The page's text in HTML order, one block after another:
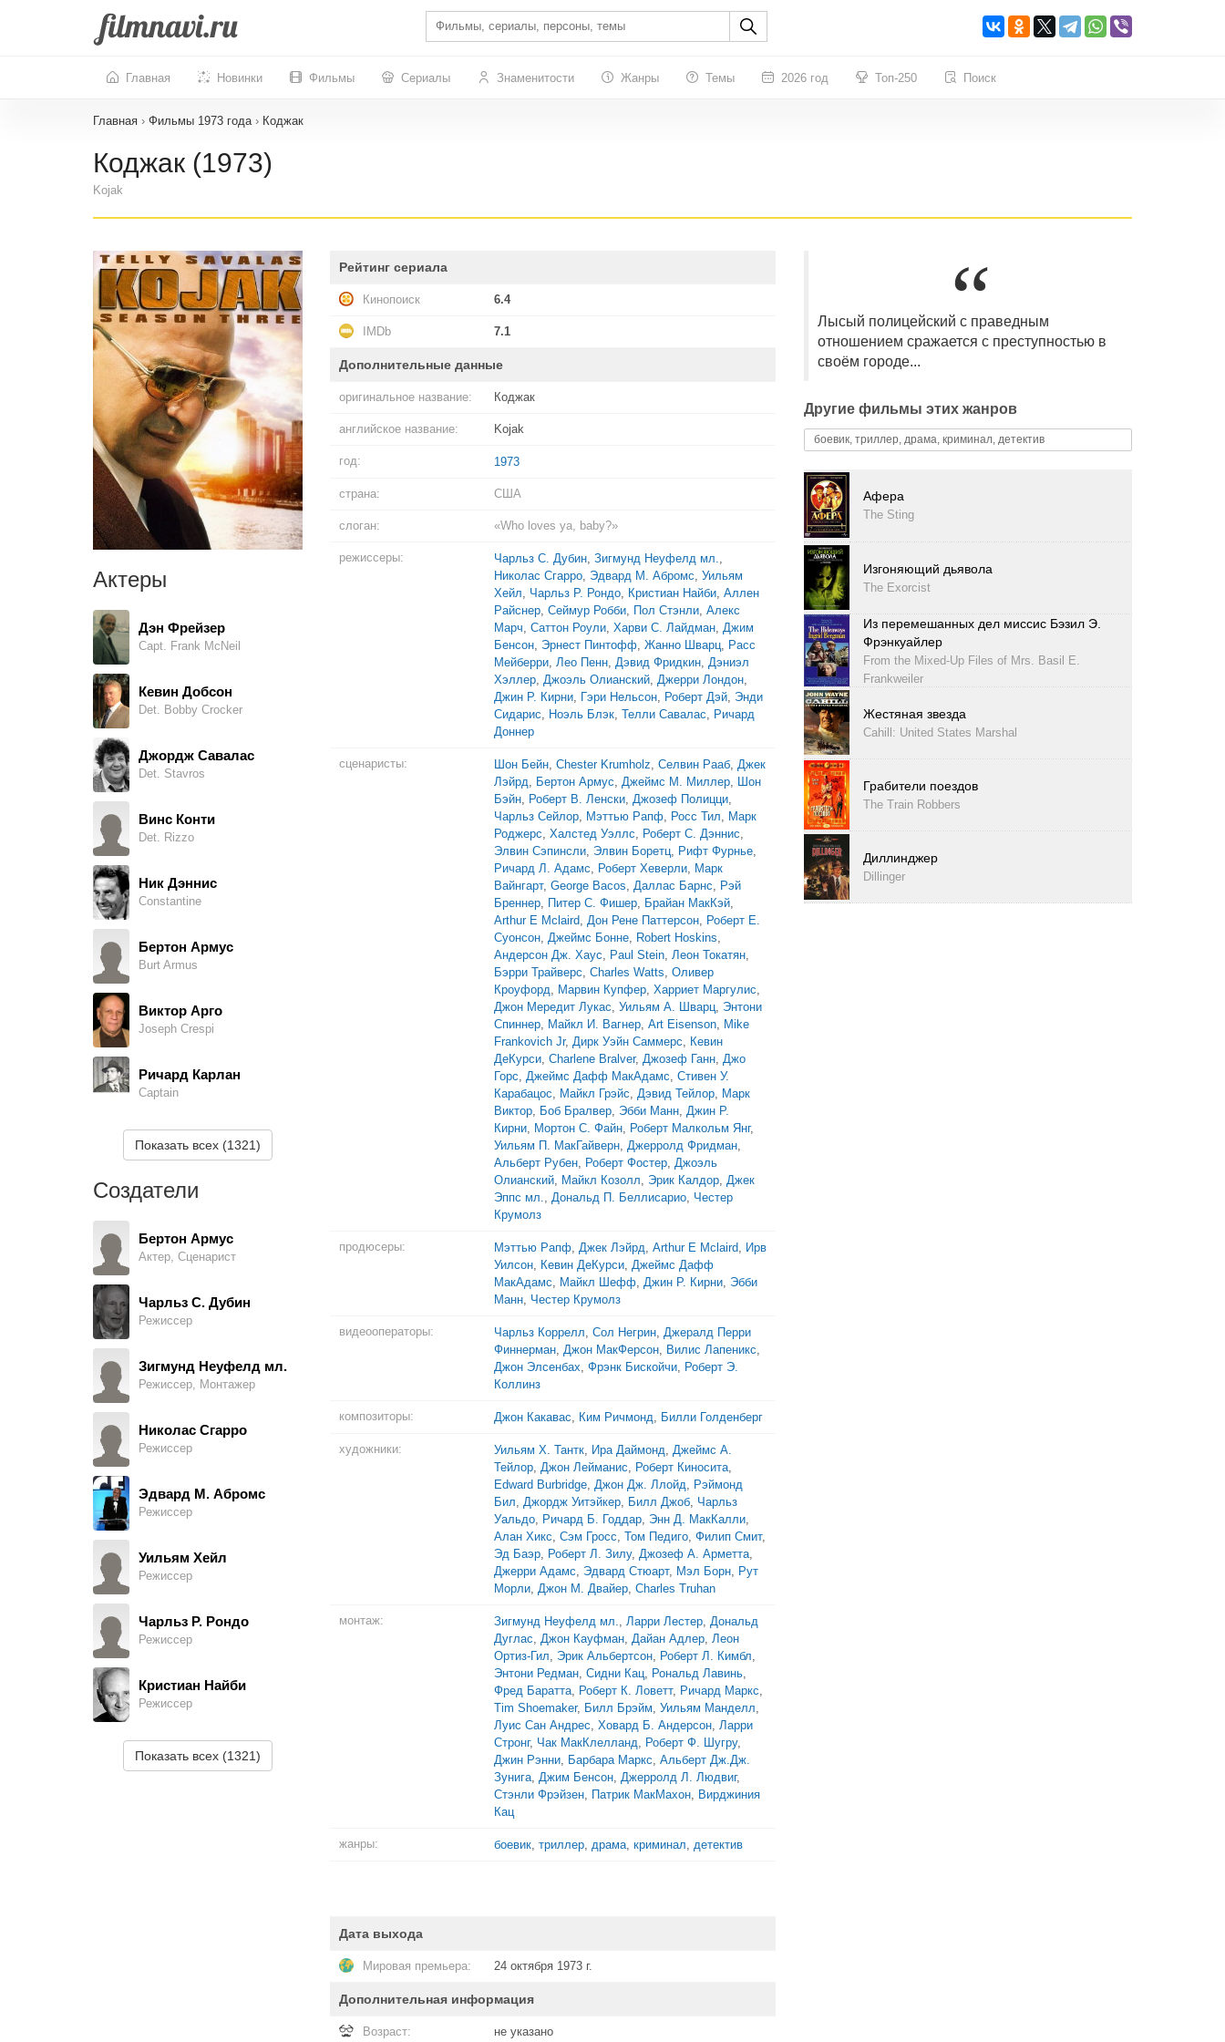
Главная Новинки Фильмы Сериалы Знаменитости Жанры Темы 2026 год Топ-250 Поиск
Главная › Фильмы 1973 года › Коджак
Коджак (1973)
Kojak
Актеры
Дэн Фрейзер
Capt. Frank McNeil
Кевин Добсон
Det. Bobby Crocker
Джордж Савалас
Det. Stavros
Винс Конти
Det. Rizzo
Ник Дэннис
Constantine
Бертон Армус
Burt Armus
Виктор Арго
Joseph Crespi
Ричард Карлан
Captain
Денис Листон
Lou Farragher
Джером Гуардино
Ноберто Кернер
Чарли Пичерни
Андреа Марковиччи
Кармине Кариди
Стефен Махт
Лара Паркер
Алекс Дрейер
Джон Карлен
Показать всех (1321)
Создатели
Бертон Армус
Актер, Сценарист
Чарльз С. Дубин
Режиссер
Зигмунд Неуфелд мл.
Режиссер, Монтажер
Николас Сгарро
Режиссер
Эдвард М. Абромс
Режиссер
Уильям Хейл
Режиссер
Чарльз Р. Рондо
Режиссер
Кристиан Найби
Режиссер
Аллен Райснер
Показать всех (1321)
Рейтинг сериала
Кинопоиск 6.4
IMDb 7.1
Дополнительные данные
оригинальное название: Коджак
английское название: Kojak
год: 1973
страна: США
слоган: «Who loves ya, baby?»
режиссеры: Чарльз С. Дубин, Зигмунд Неуфелд мл.,
Николас Сгарро, Эдвард М. Абромс, Уильям
Хейл, Чарльз Р. Рондо, Кристиан Найби, Аллен
Райснер, Сеймур Робби, Пол Стэнли, Алекс
Марч, Саттон Роули, Харви С. Лайдман, Джим
Бенсон, Эрнест Пинтофф, Жанно Шварц, Расс
Мейберри, Лео Пенн, Дэвид Фридкин, Дэниэл
Хэллер, Джоэль Олианский, Джерри Лондон,
Джин Р. Кирни, Гэри Нельсон, Роберт Дэй, Энди
Сидарис, Ноэль Блэк, Телли Савалас, Ричард
Доннер
сценаристы: Шон Бейн, Chester Krumholz, Селвин Рааб, Джек
Лэйрд, Бертон Армус, Джеймс М. Миллер, Шон
Бэйн, Роберт В. Ленски, Джозеф Полицци,
Чарльз Сейлор, Мэттью Рапф, Росс Тил, Марк
Роджерс, Халстед Уэллс, Роберт С. Дэннис,
Элвин Сэпинсли, Элвин Боретц, Рифт Фурнье,
Ричард Л. Адамс, Роберт Хеверли, Марк
Вайнгарт, George Bacos, Даллас Барнс, Рэй
Бреннер, Питер С. Фишер, Брайан МакКэй,
Arthur E Mclaird, Дон Рене Паттерсон, Роберт Е.
Суонсон, Джеймс Бонне, Robert Hoskins,
Андерсон Дж. Хаус, Paul Stein, Леон Токатян,
Бэрри Трайверс, Charles Watts, Оливер
Кроуфорд, Марвин Купфер, Харриет Маргулис,
Джон Мередит Лукас, Уильям А. Шварц, Энтони
Спиннер, Майкл И. Вагнер, Art Eisenson, Mike
Frankovich Jr, Дирк Уэйн Саммерс, Кевин
ДеКурси, Charlene Bralver, Джозеф Ганн, Джо
Горс, Джеймс Дафф МакАдамс, Стивен У.
Карабацос, Майкл Грэйс, Дэвид Тейлор, Марк
Виктор, Боб Бралвер, Эбби Манн, Джин Р.
Кирни, Мортон С. Файн, Роберт Малкольм Янг,
Уильям П. МакГайверн, Джерролд Фридман,
Альберт Рубен, Роберт Фостер, Джоэль
Олианский, Майкл Козолл, Эрик Калдор, Джек
Эппс мл., Дональд П. Беллисарио, Честер
Крумолз
продюсеры: Мэттью Рапф, Джек Лэйрд, Arthur E Mclaird, Ирв
Уилсон, Кевин ДеКурси, Джеймс Дафф
МакАдамс, Майкл Шефф, Джин Р. Кирни, Эбби
Манн, Честер Крумолз
видеооператоры: Чарльз Коррелл, Сол Негрин, Джералд Перри
Финнерман, Джон МакФерсон, Вилис Лапеникс,
Джон Элсенбах, Фрэнк Бискойчи, Роберт Э.
Коллинз
композиторы: Джон Какавас, Ким Ричмонд, Билли Голденберг
художники: Уильям Х. Тантк, Ира Даймонд, Джеймс А.
Тейлор, Джон Лейманис, Роберт Киносита,
Edward Burbridge, Джон Дж. Ллойд, Рэймонд
Бил, Джордж Уитэйкер, Билл Джоб, Чарльз
Уальдо, Ричард Б. Годдар, Энн Д. МакКалли,
Алан Хикс, Сэм Гросс, Том Педиго, Филип Смит,
Эд Баэр, Роберт Л. Зилу, Джозеф А. Арметта,
Джерри Адамс, Эдвард Стюарт, Мэл Борн, Рут
Морли, Джон М. Двайер, Charles Truhan
монтаж: Зигмунд Неуфелд мл., Ларри Лестер, Дональд
Дуглас, Джон Кауфман, Дайан Адлер, Леон
Ортиз-Гил, Эрик Альбертсон, Роберт Л. Кимбл,
Энтони Редман, Сидни Кац, Рональд Лавинь,
Фред Баратта, Роберт К. Ловетт, Ричард Маркс,
Tim Shoemaker, Билл Брэйм, Уильям Манделл,
Луис Сан Андрес, Ховард Б. Андерсон, Ларри
Стронг, Чак МакКлелланд, Роберт Ф. Шугру,
Джин Рэнни, Барбара Маркс, Альберт Дж.Дж.
Зунига, Джим Бенсон, Джерролд Л. Людвиг,
Стэнли Фрэйзен, Патрик МакМахон, Вирджиния
Кац
жанры: боевик, триллер, драма, криминал, детектив
Дата выхода
Мировая премьера: 24 октября 1973 г.
Дополнительная информация
Возраст: не указано
Лысый полицейский с праведным
отношением сражается с преступностью в
своём городе...
Другие фильмы этих жанров
боевик, триллер, драма, криминал, детектив
Афера
The Sting
Изгоняющий дьявола
The Exorcist
Из перемешанных дел миссис Бэзил Э.
Фрэнкуайлер
From the Mixed-Up Files of Mrs. Basil E.
Frankweiler
Жестяная звезда
Cahill: United States Marshal
Грабители поездов
The Train Robbers
Диллинджер
Dillinger